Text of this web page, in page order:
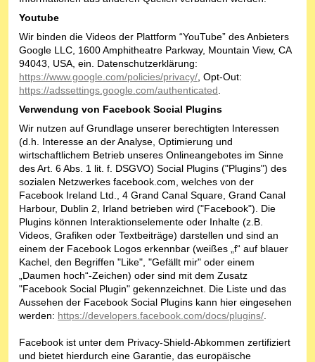
Youtube
Wir binden die Videos der Plattform “YouTube” des Anbieters
Google LLC, 1600 Amphitheatre Parkway, Mountain View, CA
94043, USA, ein. Datenschutzerklärung:
https://www.google.com/policies/privacy/ , Opt-Out:
https://adssettings.google.com/authenticated
Verwendung von Facebook Social Plugins
Wir nutzen auf Grundlage unserer berechtigten Interessen
(d.h. Interesse an der Analyse, Optimierung und
wirtschaftlichem Betrieb unseres Onlineangebotes im Sinne
des Art. 6 Abs. 1 lit. f. DSGVO) Social Plugins ("Plugins") des
sozialen Netzwerkes facebook.com, welches von der
Facebook Ireland Ltd., 4 Grand Canal Square, Grand Canal
Harbour, Dublin 2, Irland betrieben wird ("Facebook"). Die
Plugins können Interaktionselemente oder Inhalte (z.B.
Videos, Grafiken oder Textbeiträge) darstellen und sind an
einem der Facebook Logos erkennbar (weißes „f“ auf blauer
Kachel, den Begriffen "Like", "Gefällt mir" oder einem
„Daumen hoch“-Zeichen) oder sind mit dem Zusatz
"Facebook Social Plugin" gekennzeichnet. Die Liste und das
Aussehen der Facebook Social Plugins kann hier eingesehen
werden: https://developers.facebook.com/docs/plugins/
Facebook ist unter dem Privacy-Shield-Abkommen zertifiziert
und bietet hierdurch eine Garantie, das europäische